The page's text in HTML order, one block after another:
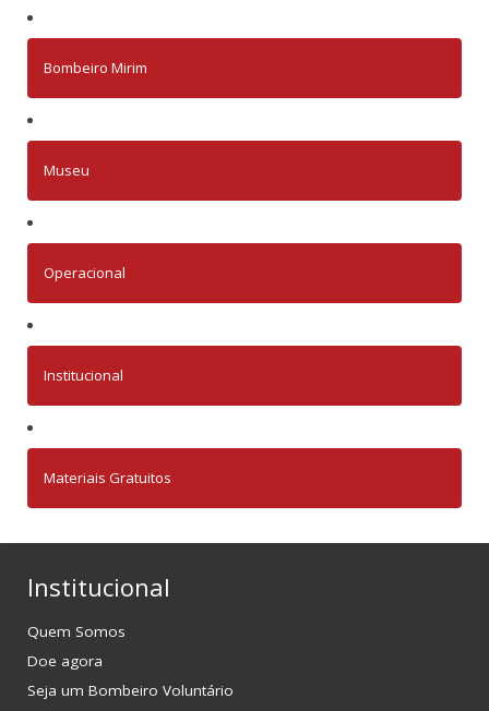
Bombeiro Mirim
Museu
Operacional
Institucional
Materiais Gratuitos
Institucional
Quem Somos
Doe agora
Seja um Bombeiro Voluntário